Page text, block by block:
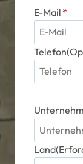
E-Mail *